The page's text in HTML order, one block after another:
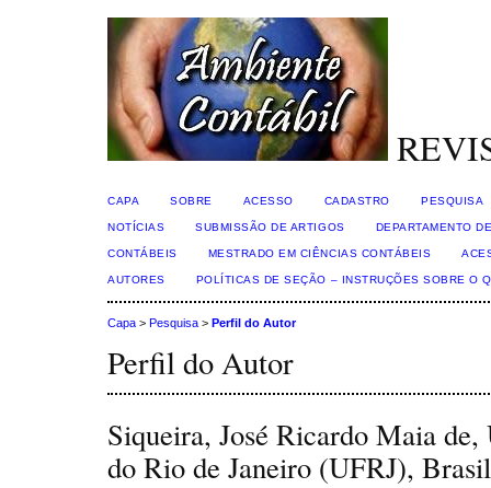
CAPA SOBRE ACESSO CADASTRO PESQUISA
NOTÍCIAS SUBMISSÃO DE ARTIGOS DEPARTAMENTO
CONTÁBEIS MESTRADO EM CIÊNCIAS CONTÁBEIS
AUTORES POLÍTICAS DE SEÇÃO – INSTRUÇÕES SOBRE O
Capa > Pesquisa > Perfil do Autor
Perfil do Autor
Siqueira, José Ricardo Maia de,
do Rio de Janeiro (UFRJ), Brasil